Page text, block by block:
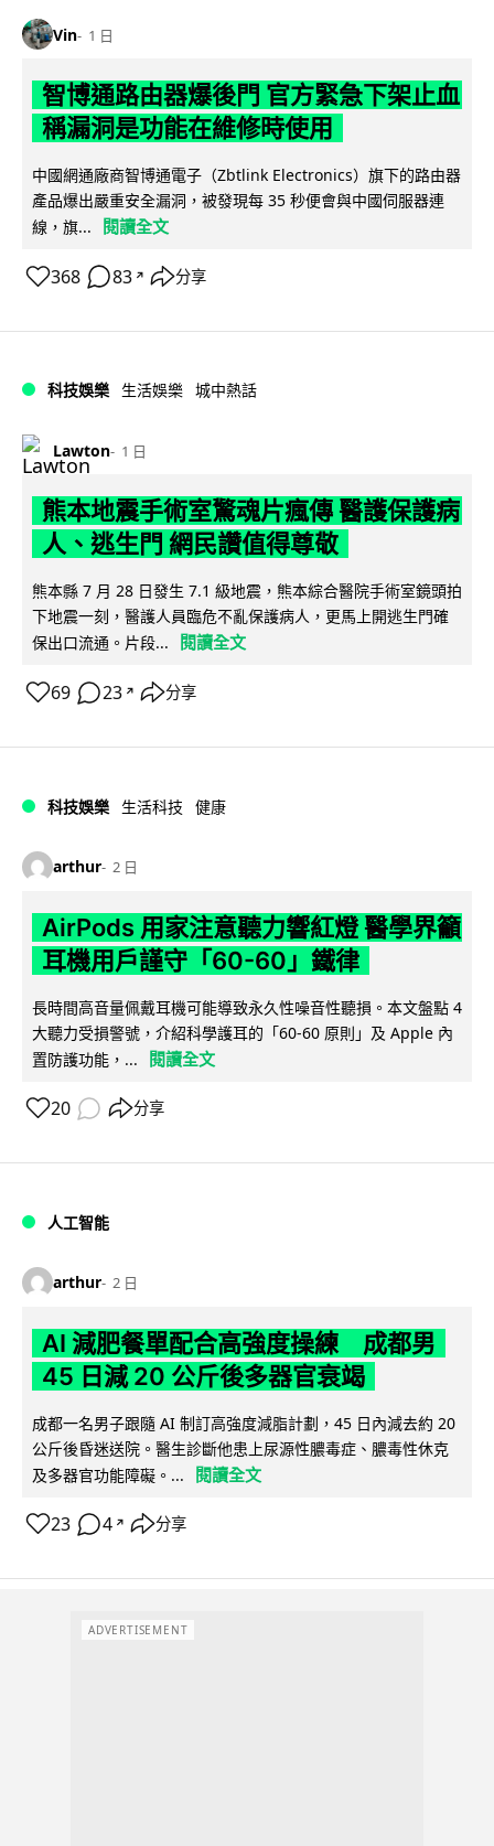
Vin 1 日
智博通路由器爆後門 官方緊急下架止血
稱漏洞是功能在維修時使用
中國網通廠商智博通電子（Zbtlink Electronics）旗下的路由器
產品爆出嚴重安全漏洞，被發現每 35 秒便會與中國伺服器連
線，旗...
閱讀全文
368 83 ↗ 分享
科技娛樂 生活娛樂 城中熱話
Lawton 1 日
熊本地震手術室驚魂片瘋傳 醫護保護病
人、逃生門 網民讚值得尊敬
熊本縣 7 月 28 日發生 7.1 級地震，熊本綜合醫院手術室鏡頭拍
下地震一刻，醫護人員臨危不亂保護病人，更馬上開逃生門確
保出口流通。片段...
閱讀全文
69 23 ↗ 分享
科技娛樂 生活科技 健康
arthur 2 日
AirPods 用家注意聽力響紅燈 醫學界籲
耳機用戶謹守「60-60」鐵律
長時間高音量佩戴耳機可能導致永久性噪音性聽損。本文盤點 4
大聽力受損警號，介紹科學護耳的「60-60 原則」及 Apple 內
置防護功能，...
閱讀全文
20 分享
人工智能
arthur 2 日
AI 減肥餐單配合高強度操練 成都男
45 日減 20 公斤後多器官衰竭
成都一名男子跟隨 AI 制訂高強度減脂計劃，45 日內減去約 20
公斤後昏迷送院。醫生診斷他患上尿源性膿毒症、膿毒性休克
及多器官功能障礙。...
閱讀全文
23 4 ↗ 分享
ADVERTISEMENT